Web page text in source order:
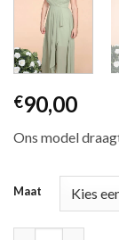
€90,00
Ons model
Maat